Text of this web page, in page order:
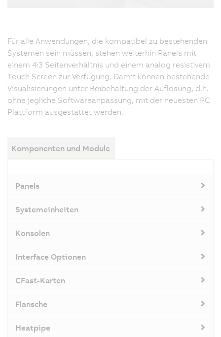
Für alle Anwendungen, die kompatibel zu bestehenden
Systemen sein müssen, stehen weiterhin Panels mit
einem 4:3 Seitenverhältnis und einem analog resistivem
Touch Screen zur Verfügung. Damit können bestehende
Visualisierungen unter Beibehaltung der Auflösung, d.h.
ohne jegliche Softwareanpassung, mit der neuesten PC
Plattform ausgestattet werden.
Komponenten und Module
Panels
Systemeinheiten
Konsolen
Interface Optionen
CFast-Karten
Flansche
Heatpipe